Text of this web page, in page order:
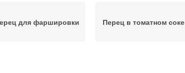
для фаршировки Перец в томатном соке